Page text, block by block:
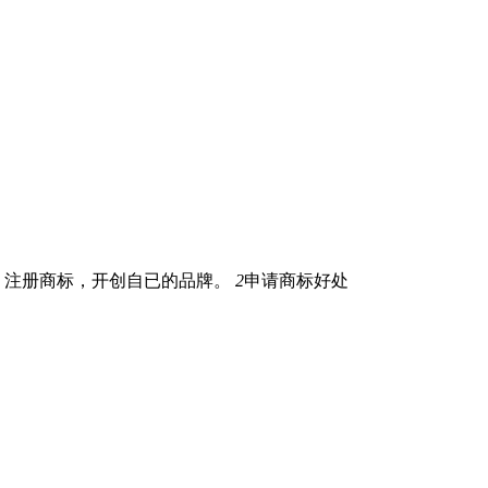
册商标，开创自已的品牌。
2申请商标好处